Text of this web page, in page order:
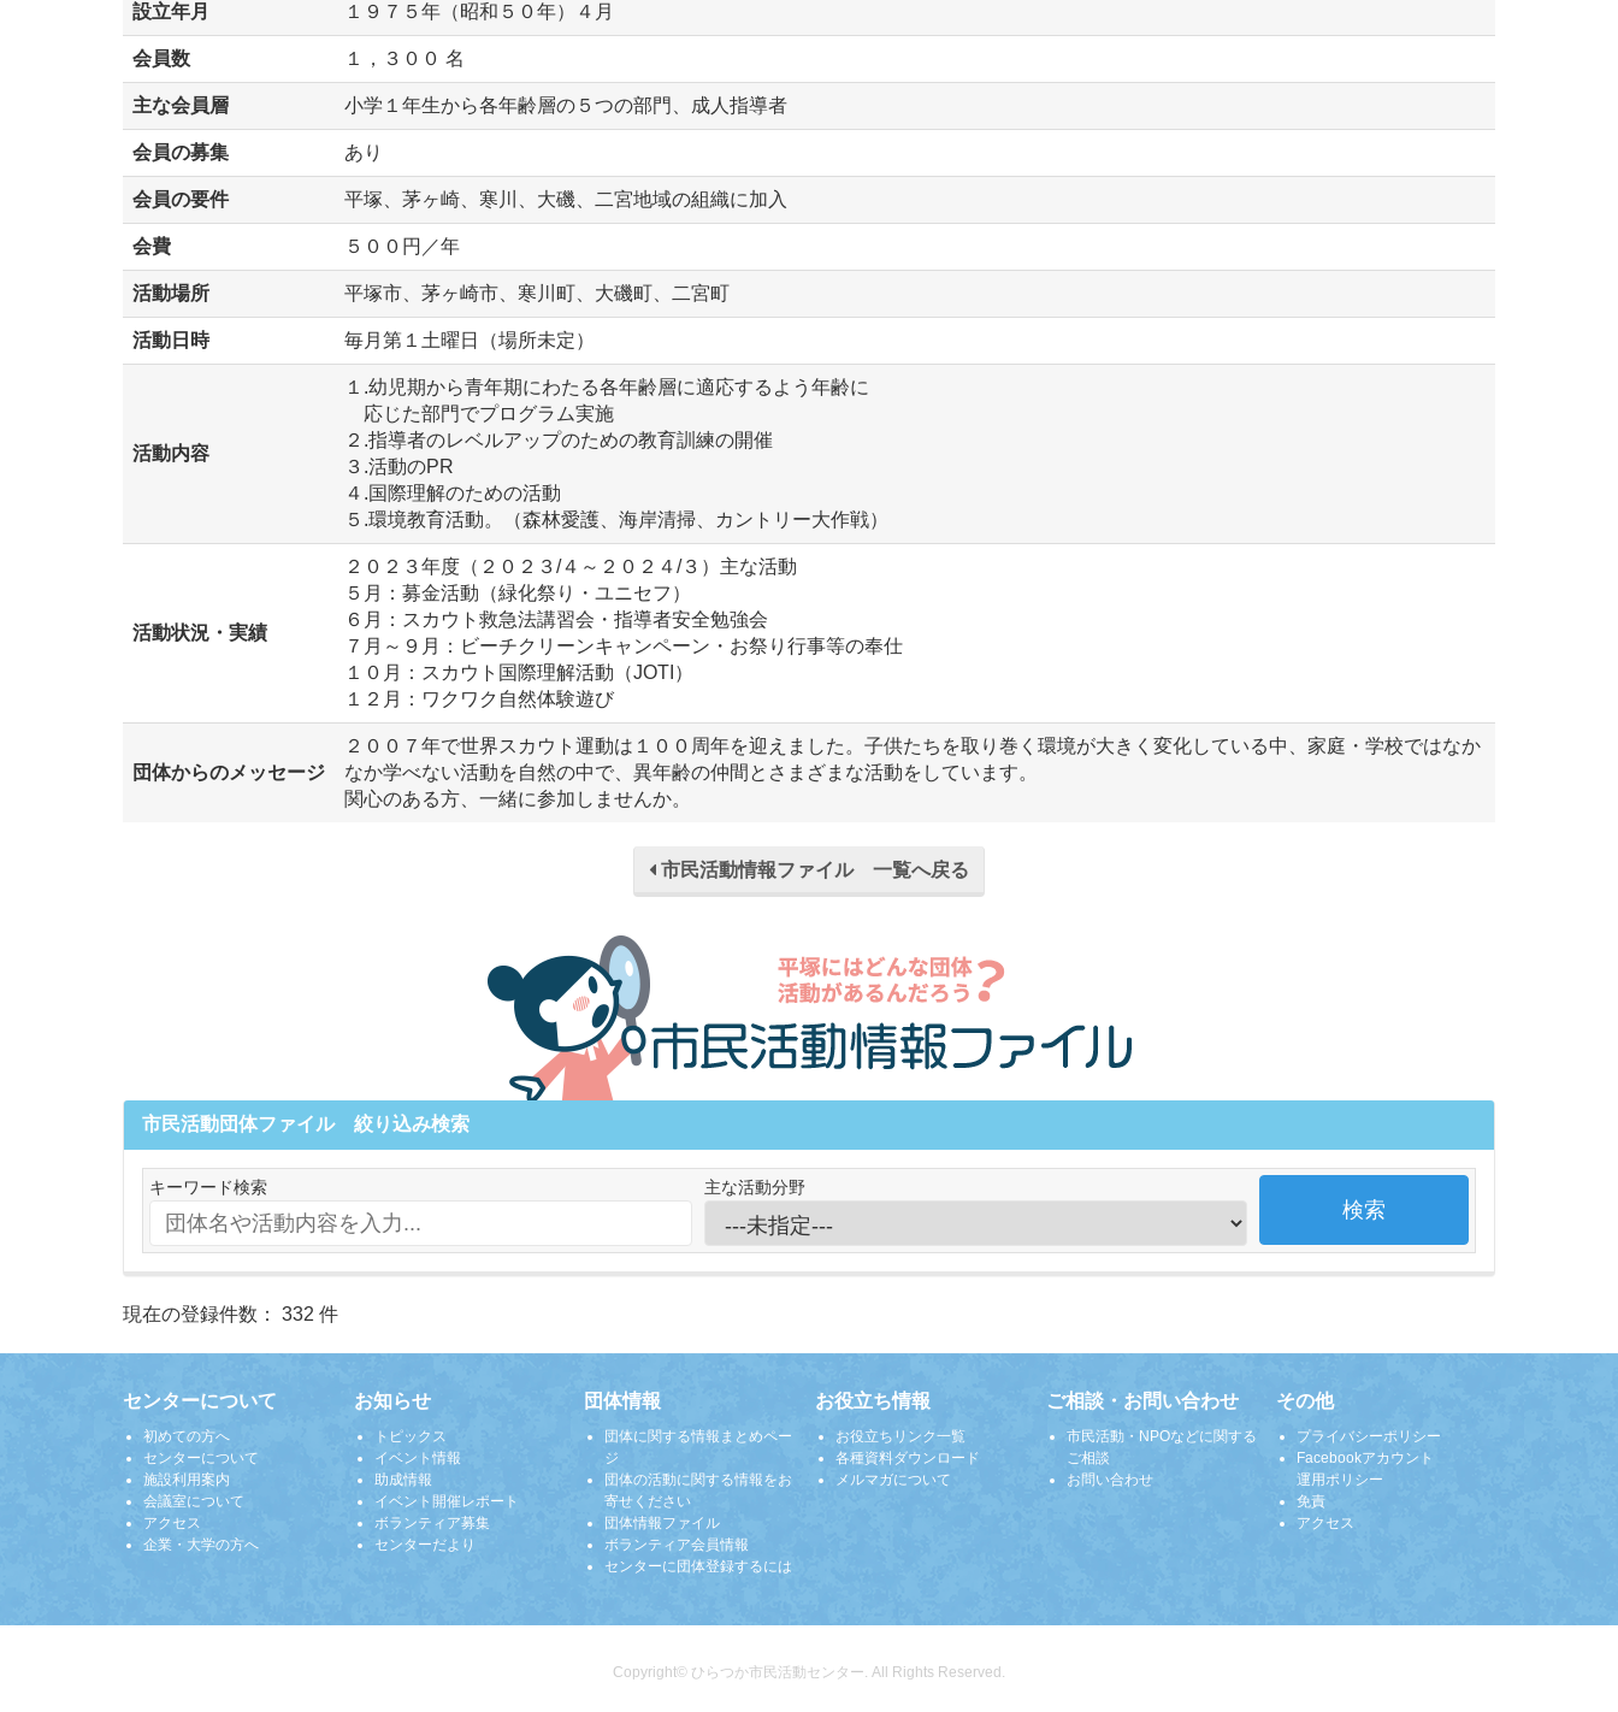
設立年月 １９７５年（昭和５０年）４月
会員数 １，３００ 名
主な会員層 小学１年生から各年齢層の５つの部門、成人指導者
会員の募集 あり
会員の要件 平塚、茅ヶ崎、寒川、大磯、二宮地域の組織に加入
会費 ５００円／年
活動場所 平塚市、茅ヶ崎市、寒川町、大磯町、二宮町
活動日時 毎月第１土曜日（場所未定）
活動内容
１.幼児期から青年期にわたる各年齢層に適応するよう年齢に
応じた部門でプログラム実施
２.指導者のレベルアップのための教育訓練の開催
３.活動のPR
４.国際理解のための活動
５.環境教育活動。（森林愛護、海岸清掃、カントリー大作戦）
活動状況・実績
２０２３年度（２０２３/４～２０２４/３）主な活動
５月：募金活動（緑化祭り・ユニセフ）
６月：スカウト救急法講習会・指導者安全勉強会
７月～９月：ビーチクリーンキャンペーン・お祭り行事等の奉仕
１０月：スカウト国際理解活動（JOTI）
１２月：ワクワク自然体験遊び
団体からのメッセージ
２００７年で世界スカウト運動は１００周年を迎えました。子供たちを取り巻く環境が大きく変化している中、家庭・学校ではなか
なか学べない活動を自然の中で、異年齢の仲間とさまざまな活動をしています。
関心のある方、一緒に参加しませんか。
市民活動情報ファイル 一覧へ戻る
市民活動団体ファイル 絞り込み検索
キーワード検索 主な活動分野
現在の登録件数： 332 件
センターについて
初めての方へ
センターについて
施設利用案内
会議室について
アクセス
企業・大学の方へ
お知らせ
トピックス
イベント情報
助成情報
イベント開催レポート
ボランティア募集
センターだより
団体情報
団体に関する情報まとめペー
ジ
団体の活動に関する情報をお
寄せください
団体情報ファイル
ボランティア会員情報
センターに団体登録するには
お役立ち情報
お役立ちリンク一覧
各種資料ダウンロード
メルマガについて
ご相談・お問い合わせ
市民活動・NPOなどに関する
ご相談
お問い合わせ
その他
プライバシーポリシー
Facebookアカウント
運用ポリシー
免責
アクセス
Copyright© ひらつか市民活動センター. All Rights Reserved.